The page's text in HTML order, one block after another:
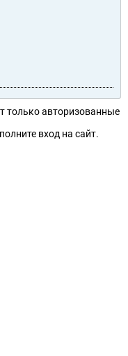
только авторизованные
вход на сайт.